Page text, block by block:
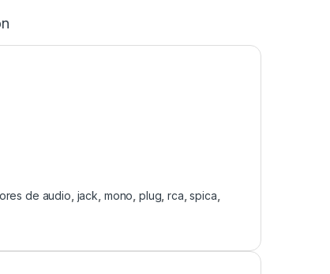
de audio, jack, mono, plug,rca,spica,